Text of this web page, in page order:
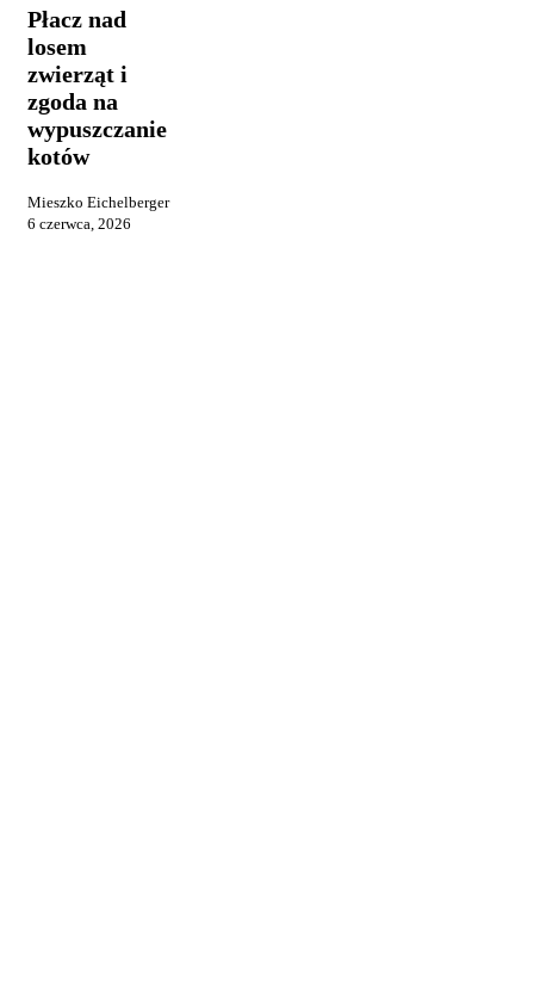
losem
zwierząt
i
zgoda
na
wypuszczanie
kotów
Płacz nad
losem
zwierząt i
zgoda na
wypuszczanie
kotów
Mieszko Eichelberger
6 czerwca, 2026